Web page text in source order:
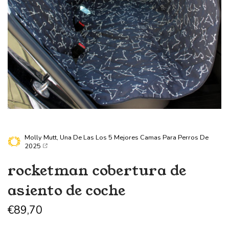
Molly Mutt, Una De Las Los 5 Mejores Camas Para Perros De
2025
rocketman cobertura de
asiento de coche
€89,70